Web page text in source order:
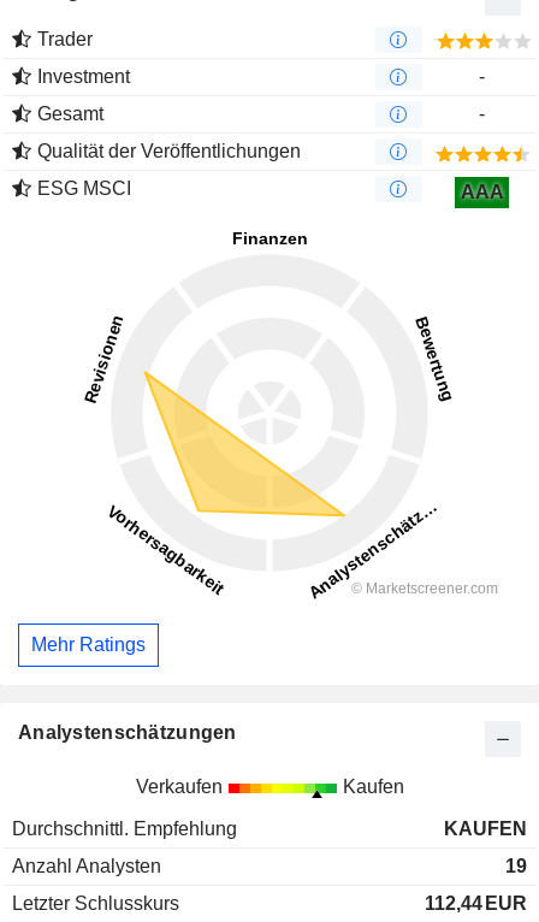
Trader
Investment
-
Gesamt
-
Qualität der Veröffentlichungen
ESG MSCI
AAA
Mehr Ratings
Analystenschätzungen
Verkaufen Kaufen
Durchschnittl. Empfehlung
KAUFEN
Anzahl Analysten
19
Letzter Schlusskurs
112,44 EUR